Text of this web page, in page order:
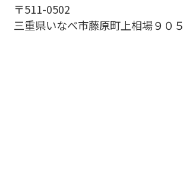
〒511-0502
三重県いなべ市藤原町上相場９０５